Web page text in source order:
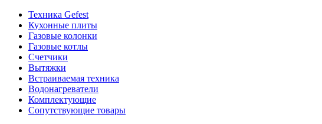
Техника Gefest
Кухонные плиты
Газовые колонки
Газовые котлы
Счетчики
Вытяжки
Встраиваемая техника
Водонагреватели
Комплектующие
Сопутствующие товары